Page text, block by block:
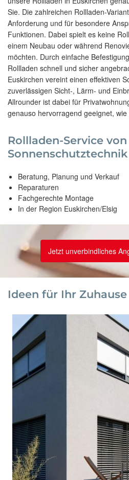
Sie. Die zahlreichen Rollladen-
Anforderung und für besondere
Funktionen. Dabei spielt es keine
einem Neubau oder während
möchten. Durch einfache
Rollladen schnell und sicher
Euskirchen vereint einen effektiven
zuverlässigen Sicht-, Lärm- und
Allrounder ist dabei für
genauso hervorragend geeignet,
Rollladen-Service von
Sonnenschutztechnik
Beratung, Planung und Verkauf
Reparaturen
Fachgerechte Montage
In der Region Euskirchen/Elsig
Jetzt unverbindliches
Ideen für Ihr Zuhause